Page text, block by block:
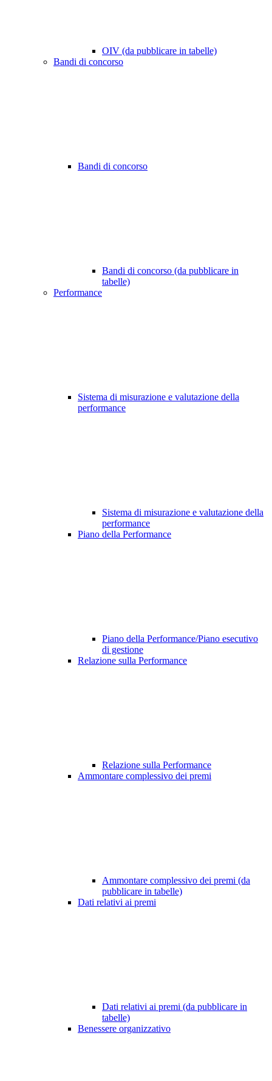
OIV (da pubblicare in tabelle)
Bandi di concorso
Bandi di concorso
Bandi di concorso (da pubblicare in
tabelle)
Performance
Sistema di misurazione e valutazione della
performance
Sistema di misurazione e valutazione della
performance
Piano della Performance
Piano della Performance/Piano esecutivo
di gestione
Relazione sulla Performance
Relazione sulla Performance
Ammontare complessivo dei premi
Ammontare complessivo dei premi (da
pubblicare in tabelle)
Dati relativi ai premi
Dati relativi ai premi (da pubblicare in
tabelle)
Benessere organizzativo